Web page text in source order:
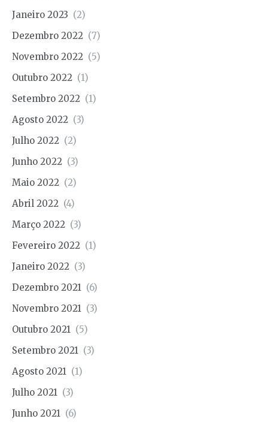
Janeiro 2023 (2)
Dezembro 2022 (7)
Novembro 2022 (5)
Outubro 2022 (1)
Setembro 2022 (1)
Agosto 2022 (3)
Julho 2022 (2)
Junho 2022 (3)
Maio 2022 (2)
Abril 2022 (4)
Março 2022 (3)
Fevereiro 2022 (1)
Janeiro 2022 (3)
Dezembro 2021 (6)
Novembro 2021 (3)
Outubro 2021 (5)
Setembro 2021 (3)
Agosto 2021 (1)
Julho 2021 (3)
Junho 2021 (6)